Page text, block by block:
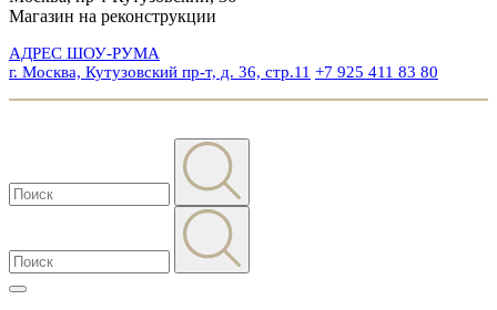
Магазин на реконструкции
АДРЕС ШОУ-РУМА
г. Москва, Кутузовский пр-т, д. 36, стр.11 +7 925 411 83 80